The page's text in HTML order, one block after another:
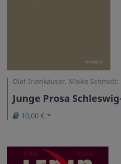
Olaf Irlenkäuser, Maike Schmidt:
Junge Prosa
10,00 € *